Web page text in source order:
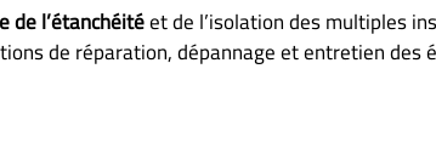
de l’étanchéitéet de l’isolation des multiples
de réparation, dépannage et entretien des